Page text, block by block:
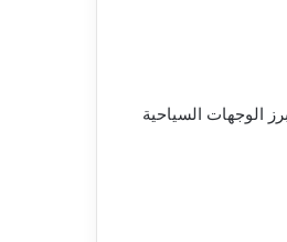
، وجاء هذا الاختيار ضمن قائمة تضم أبرز الوجهات السياحية